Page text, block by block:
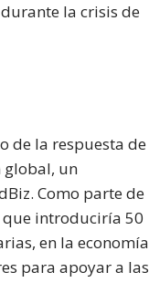
la crisis de
de la respuesta de
global, un
Como parte de
que introduciría 50
en la economía
para apoyar a las